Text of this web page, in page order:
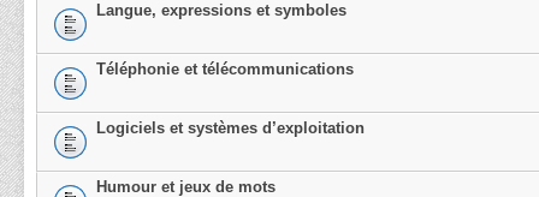
Langue, expressions et symboles
Téléphonie et télécommunications
Logiciels et systèmes d’exploitation
Humour et jeux de mots